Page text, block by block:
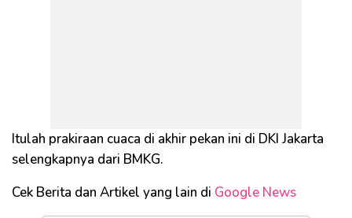
Itulah prakiraan cuaca di akhir pekan ini di DKI Jakarta
selengkapnya dari BMKG.
Cek Berita dan Artikel yang lain di Google News